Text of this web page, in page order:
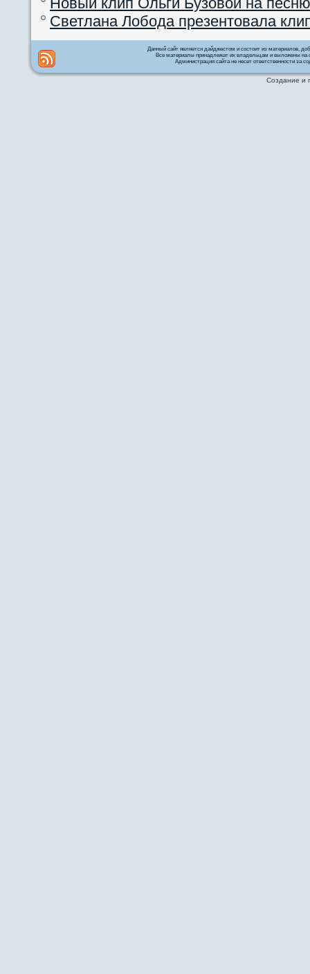
Светлана Лобода презентовала
Данный сайт является дайджестом и состоит из материалов,
Все материалы принадлежат их владельцам и выложены на
Администрация сайта не несет ответственности за
Создание и